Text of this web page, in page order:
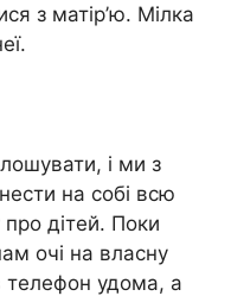
з матір’ю. Мілка
і ми з
на собі всю
дітей. Поки
очі на власну
телефон удома, а